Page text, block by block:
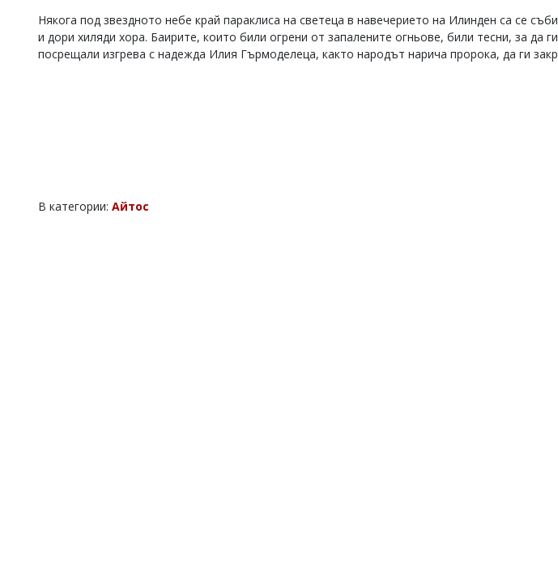
Някога под звездното небе край параклиса на светеца в навечерието на Илинден са се
и дори хиляди хора. Баирите, които били огрени от запалените огньове, били тесни, за да
посрещали изгрева с надежда Илия Гърмоделеца, както народът нарича пророка, да ги
В категории: Айтос